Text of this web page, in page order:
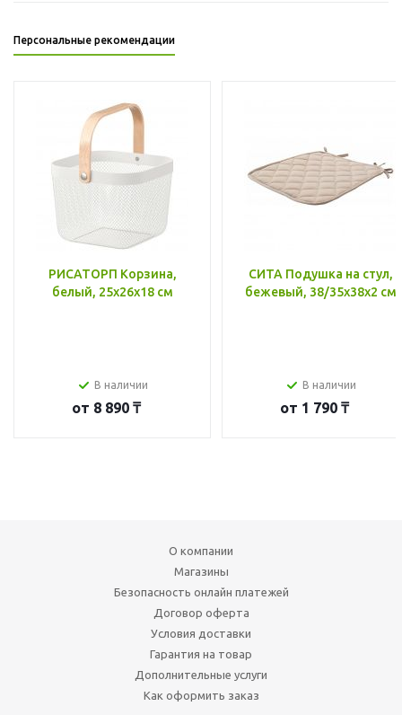
Персональные рекомендации
РИСАТОРП Корзина,
белый, 25x26x18 см
В наличии
от 8 890 ₸
СИТА Подушка на стул,
бежевый, 38/35x38x2 см
В наличии
от 1 790 ₸
О компании
Магазины
Безопасность онлайн платежей
Договор оферта
Условия доставки
Гарантия на товар
Дополнительные услуги
Как оформить заказ